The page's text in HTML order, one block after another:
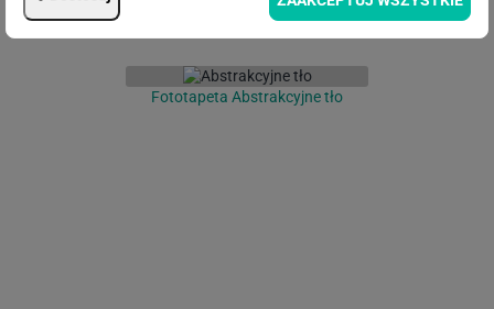
Fototapeta Abstrakcyjne tło